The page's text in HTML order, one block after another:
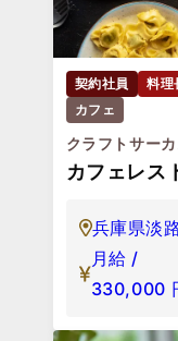
契約社員 料理
カフェ
クラフトサー
カフェレス
兵庫県淡
月給 /
330,000